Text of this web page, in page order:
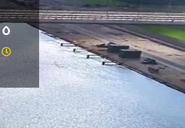
5 شروط للحصول على الجنسية المصرية.. إليكم المتطلبات